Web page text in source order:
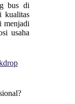
bus di
kualitas
menjadi
usaha